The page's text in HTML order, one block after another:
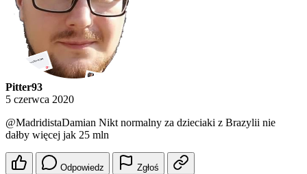
Pitter93
5 czerwca 2020
@MadridistaDamian Nikt normalny za dzieciaki z Brazylii nie
dałby więcej jak 25 mln
Odpowiedz Zgłoś